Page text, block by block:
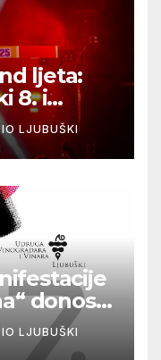
ljeta:
8. i
LJUBUŠKI
donosi
i
LJUBUŠKI